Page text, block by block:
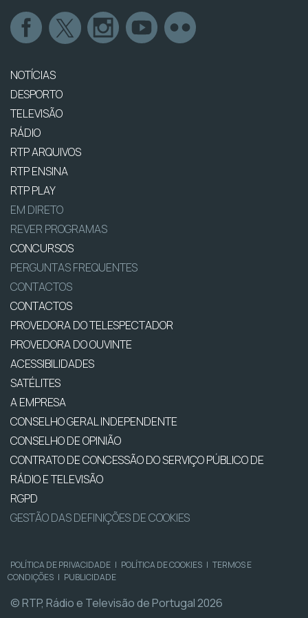
NOTÍCIAS
DESPORTO
TELEVISÃO
RÁDIO
RTP ARQUIVOS
RTP ENSINA
RTP PLAY
EM DIRETO
REVER PROGRAMAS
CONCURSOS
PERGUNTAS FREQUENTES
CONTACTOS
CONTACTOS
PROVEDORA DO TELESPECTADOR
PROVEDORA DO OUVINTE
ACESSIBILIDADES
SATÉLITES
A EMPRESA
CONSELHO GERAL INDEPENDENTE
CONSELHO DE OPINIÃO
CONTRATO DE CONCESSÃO DO SERVIÇO PÚBLICO DE
RÁDIO E TELEVISÃO
RGPD
GESTÃO DAS DEFINIÇÕES DE COOKIES
POLÍTICA DE PRIVACIDADE | POLÍTICA DE COOKIES | TERMOS E
CONDIÇÕES | PUBLICIDADE
© RTP, Rádio e Televisão de Portugal 2026